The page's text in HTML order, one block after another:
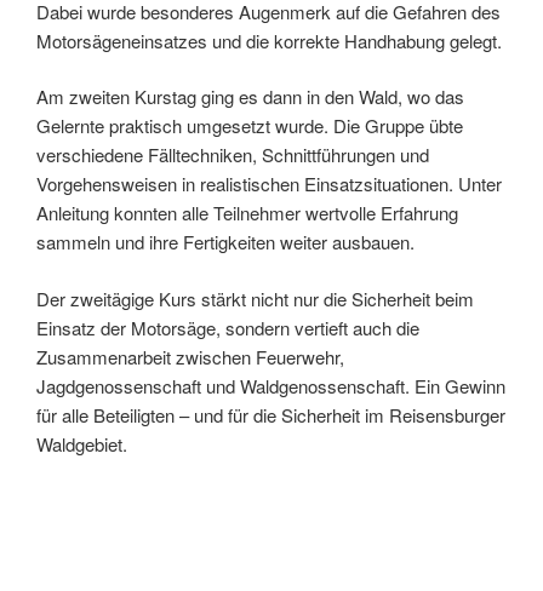
Dabei wurde besonderes Augenmerk auf die Gefahren des
Motorsägeneinsatzes und die korrekte Handhabung gelegt.
Am zweiten Kurstag ging es dann in den Wald, wo das
Gelernte praktisch umgesetzt wurde. Die Gruppe übte
verschiedene Fälltechniken, Schnittführungen und
Vorgehensweisen in realistischen Einsatzsituationen. Unter
Anleitung konnten alle Teilnehmer wertvolle Erfahrung
sammeln und ihre Fertigkeiten weiter ausbauen.
Der zweitägige Kurs stärkt nicht nur die Sicherheit beim
Einsatz der Motorsäge, sondern vertieft auch die
Zusammenarbeit zwischen Feuerwehr,
Jagdgenossenschaft und Waldgenossenschaft. Ein Gewinn
für alle Beteiligten – und für die Sicherheit im Reisensburger
Waldgebiet.